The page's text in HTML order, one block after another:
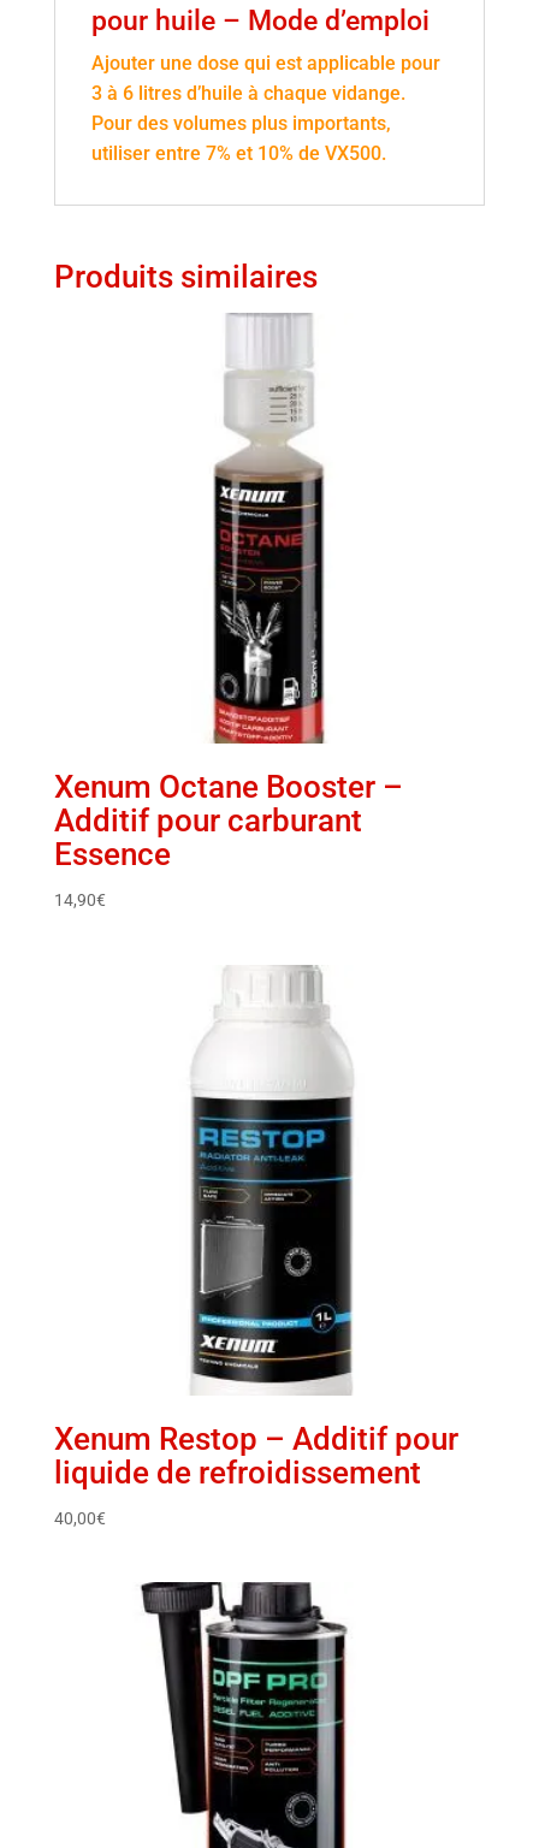
pour huile – Mode d’emploi
Ajouter une dose qui est applicable pour
3 à 6 litres d’huile à chaque vidange.
Pour des volumes plus importants,
utiliser entre 7% et 10% de VX500.
Produits similaires
Xenum Octane Booster –
Additif pour carburant
Essence
14,90€
Xenum Restop – Additif pour
liquide de refroidissement
40,00€